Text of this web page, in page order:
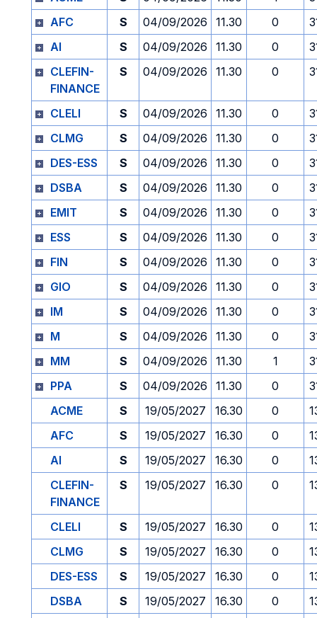
AFC
S 04/09/2026 11.30 0
AI
S 04/09/2026 11.30 0
CLEFIN-
FINANCE
S 04/09/2026 11.30 0
CLELI S 04/09/2026 11.30 0
CLMG
S 04/09/2026 11.30 0
DES-ESS
S 04/09/2026 11.30 0
DSBA
S 04/09/2026 11.30 0
EMIT
S 04/09/2026 11.30 0
ESS
S 04/09/2026 11.30 0
FIN
S 04/09/2026 11.30 0
GIO
S 04/09/2026 11.30 0
IM
S 04/09/2026 11.30 0
M
S 04/09/2026 11.30 0
MM
S 04/09/2026 11.30 1
PPA
S 04/09/2026 11.30 0
ACME
S 19/05/2027 16.30 0
AFC
S 19/05/2027 16.30 0
AI
S 19/05/2027 16.30 0
CLEFIN-
FINANCE
S 19/05/2027 16.30 0
CLELI S 19/05/2027 16.30 0
CLMG
S 19/05/2027 16.30 0
DES-ESS
S 19/05/2027 16.30 0
DSBA
S 19/05/2027 16.30 0